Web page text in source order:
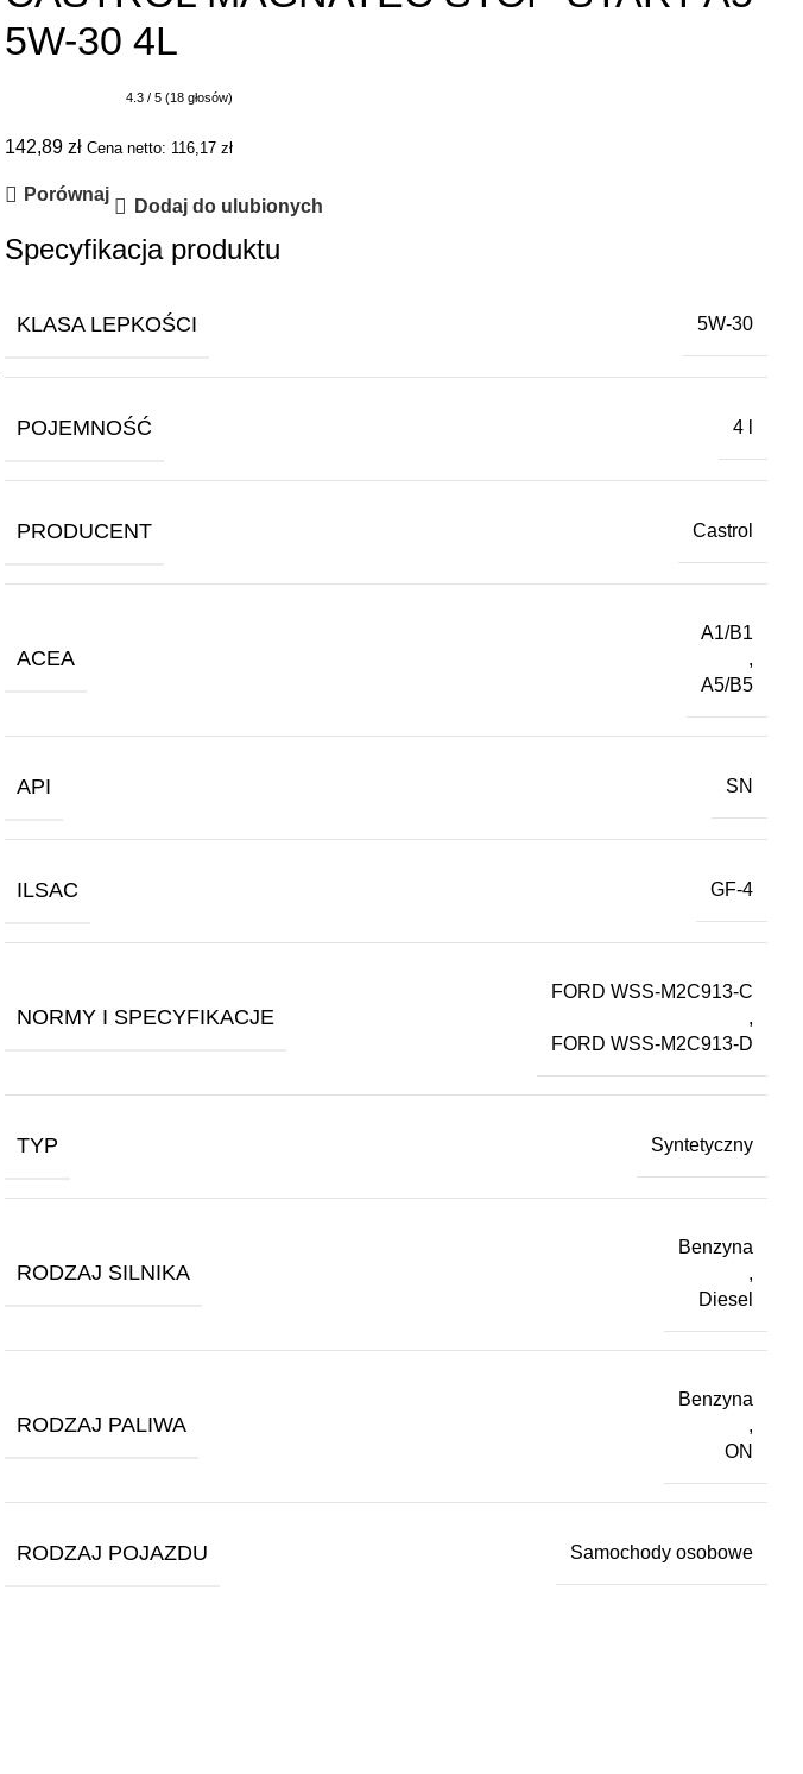
5W-30 4L
4.3 / 5 (18 głosów)
142,89 zł Cena netto: 116,17 zł
Porównaj
Dodaj do ulubionych
Specyfikacja produktu
KLASA LEPKOŚCI 5W-30
POJEMNOŚĆ 4 l
PRODUCENT Castrol
ACEA
A1/B1
,
A5/B5
API SN
ILSAC GF-4
NORMY I SPECYFIKACJE
FORD WSS-M2C913-C
,
FORD WSS-M2C913-D
TYP Syntetyczny
RODZAJ SILNIKA
Benzyna
,
Diesel
RODZAJ PALIWA
Benzyna
,
ON
RODZAJ POJAZDU Samochody osobowe